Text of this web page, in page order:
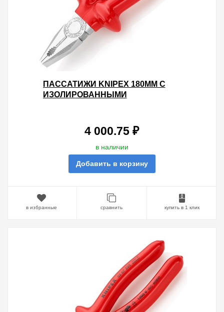
ПАССАТИЖИ KNIPEX 180ММ С
ИЗОЛИРОВАННЫМИ
4 000.75 ₽
в наличии
Добавить в корзину
в избранные сравнить купить в 1 клик